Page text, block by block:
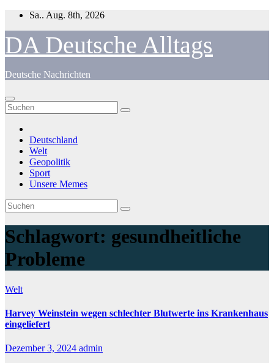
Zum
springen
Sa.. Aug. 8th, 2026
DA Deutsche Alltags
Deutsche Nachrichten
Deutschland
Welt
Geopolitik
Sport
Unsere Memes
Schlagwort: gesundheitliche
Probleme
Welt
Harvey Weinstein wegen schlechter Blutwerte ins Krankenhaus
eingeliefert
Dezember 3, 2024 admin